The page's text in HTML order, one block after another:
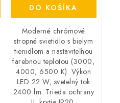
DO KOŠÍKA
Moderné chrómové
stropné svietidlo s bielym
tienidlom a nastaviteľnou
farebnou teplotou (3000,
4000, 6500 K). Výkon
LED 22 W, svetelný tok
2400 lm. Trieda ochrany